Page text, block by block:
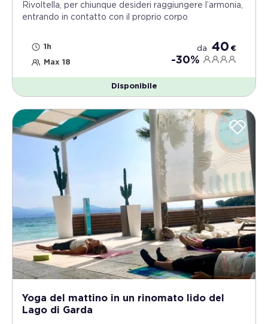
Rivoltella, per chiunque desideri raggiungere l’armonia,
entrando in contatto con il proprio corpo
1h
Max 18
da 40 €
-30%
Disponibile
Yoga del mattino in un rinomato lido del
Lago di Garda